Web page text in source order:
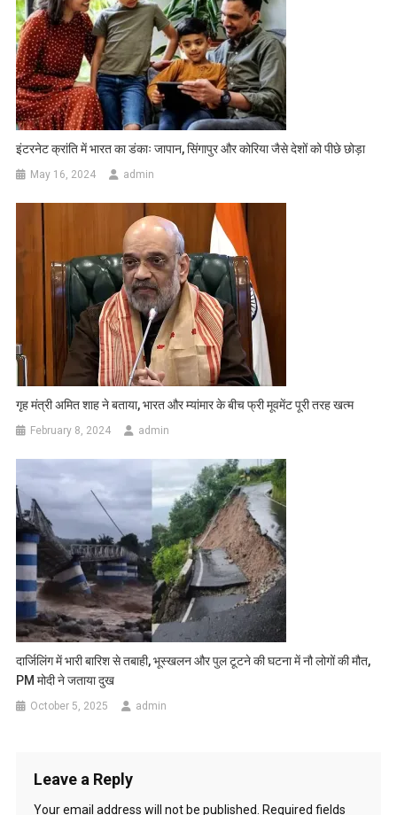
इंटरनेट क्रांति में भारत का डंकाः जापान, सिंगापुर और कोरिया जैसे देशों को पीछे छोड़ा
May 16, 2024 admin
गृह मंत्री अमित शाह ने बताया, भारत और म्यांमार के बीच फ्री मूवमेंट पूरी तरह खत्म
February 8, 2024 admin
दार्जिलिंग में भारी बारिश से तबाही, भूस्खलन और पुल टूटने की घटना में नौ लोगों की मौत,
PM मोदी ने जताया दुख
October 5, 2025 admin
Leave a Reply
Your email address will not be published.
Required fields